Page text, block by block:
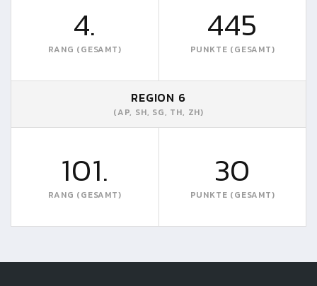
4.
RANG (GESAMT)
445
PUNKTE (GESAMT)
REGION 6
(AP, SH, SG, TH, ZH)
101.
RANG (GESAMT)
30
PUNKTE (GESAMT)